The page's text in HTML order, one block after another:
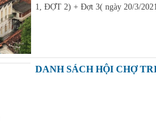
1, ĐỢT 2) + Đợt 3( ngày 20/3/
DANH SÁCH HỘI CHỢ